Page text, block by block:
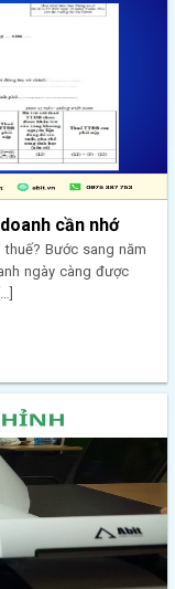
cần nhớ
Bước sang năm
ngày càng được